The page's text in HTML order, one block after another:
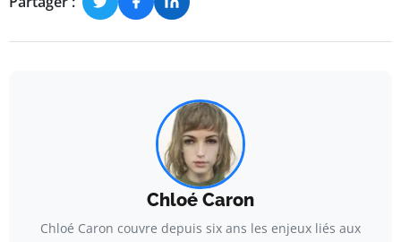
Chloé Caron
Chloé Caron couvre depuis six ans les enjeux liés aux